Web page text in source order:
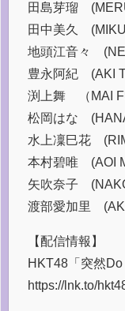
田島芽瑠
田中美久
地頭江音々
豊永阿紀 (AKI
渕上舞 （MAI
松岡はな
水上凜巳花
本村碧唯 (AOI
矢吹奈子
渡部愛加里
【配信情報】
HKT48「突然
https://lnk.to/